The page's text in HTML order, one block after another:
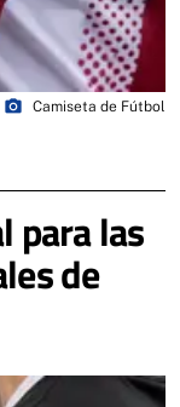
para las
de
photo_camera Camiseta de Fútbol